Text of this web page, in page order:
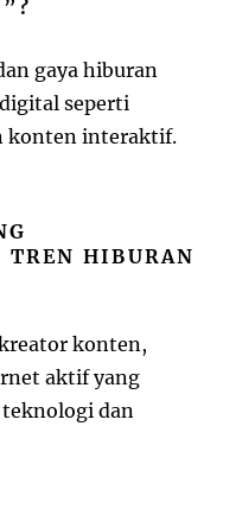
gaya hiburan
seperti
konten interaktif.
TREN HIBURAN
konten,
aktif yang
dan